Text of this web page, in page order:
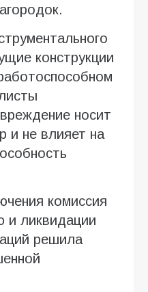
конструкции
носит
и не влияет на
комиссия
и ликвидации
решила